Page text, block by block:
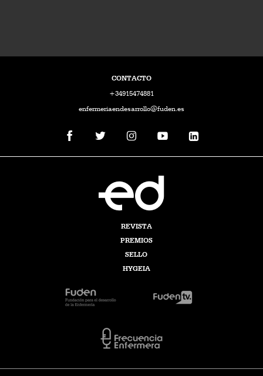
CONTACTO
+34915474881
enfermeriaendesarrollo@fuden.es
REVISTA
PREMIOS
SELLO
HYGEIA